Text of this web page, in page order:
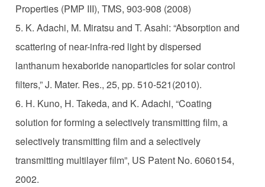
Properties (PMP III), TMS, 903-908 (2008)
5. K. Adachi, M. Miratsu and T. Asahi: “Absorption and
scattering of near-infra-red light by dispersed
lanthanum hexaboride nanoparticles for solar control
filters,” J. Mater. Res., 25, pp. 510-521(2010).
6. H. Kuno, H. Takeda, and K. Adachi, “Coating
solution for forming a selectively transmitting film, a
selectively transmitting film and a selectively
transmitting multilayer film”, US Patent No. 6060154,
2002.